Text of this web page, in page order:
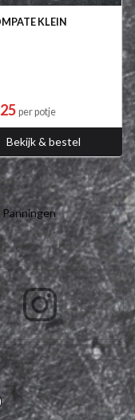
KLEIN
per potje
Bekijk & bestel
Panningen